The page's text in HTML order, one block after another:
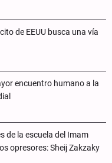
de EEUU busca una vía
encuentro humano a la
de la escuela del Imam
opresores: Sheij Zakzaky